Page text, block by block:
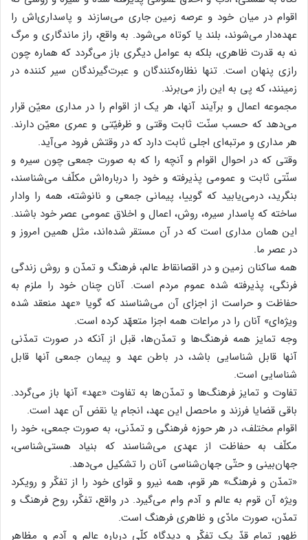
اقوام در میان خود و عرصه زمین جاری می‌سازند و پاسداری‌اش را
عهده‌دار می‌شوند، بلند یا کوتاه می‌شود. به واقع، راز ماندگاری و مرگ
نه به قدرت ظاهری، بلکه به عوامل دیگری باز می‌گردد که هماره چون
رازی پنهان است. تنها نظاره‌کنندگان و عبرت‌گیرندگان سیر کننده در
زمینند، که پی به این راز می‌برند.
مجموعه اعمال و برآیند آنها، هر یک از اقوام را در مداری معیّن قرار
می‌دهد که حسب سنّت ثابت وقتی و ظرفیّتی و عمری معیّن دارند.
هر مداری و مرتبه‌ای اجلی ثابت دارد که در وقتش فرود می‌آید.
وقتی که در احوال اقوام و آنچه را که به صورت جمعی چون سیره و
سنّتی ثابت و عمومی پذیرفته و خود را درباره‌اش مکلّف می‌شناسند،
بنگرید، درمی‌یابید که گوییا، پیمانی جمعی و نانوشته، همه را وادار
ساخته که پاسدار سیره، روش، اعمال و اخلاق عمومی عصر خود باشند.
این همان مداری است که در آن مستقر شده‌اند، مثل همین امروز و
در عصر ما.
همه ساکنان زمین و در اقصانقاط عالم، فرهنگ و تمدّن و روش زندگی
فرنگی، پذیرفته شده عموم مردم است. آنان چنان خود را ملزم به
حفاظت و حراست از اجزای آن می‌شناسند که گویا «عهد منعقد شده
ویژه‌ای» آنان را در مراعات همه اجزا متعهّد کرده است.
وجه تمایز همه فرهنگ‌ها و تمدّن‌ها، قبل از آنکه در صورت تمدّنی
آنها قابل شناسایی باشد، در باطن عهد و پیمان جمعی آنها قابل
شناسایی است.
تفاوت و تمایز فرهنگ‌ها و تمدّن‌ها به تفاوت «عهد» آنها باز می‌گردد.
باقی قضایا فرزند و ماحصل این عهد، انجام یا نقض آن عهد است.
اقوام مختلف، در هر حوزه فرهنگی و تمدّنی، به صورت جمعی، خود را
مکلّف به حفاظت از عهدی می‌شناسند که بنیاد هستی‌شناسی،
جهان‌بینی و حتّی جهان‌شناسی آنان را تشکیل می‌دهد.
«تمدّن و فرهنگ» هر قوم، همه نیرو و قوای خود را از تفکّر و رویکرد
ویژه آن قوم به عالم و آدم وام می‌گیرد. در واقع، تفکّر، روح فرهنگ و
تمدّن، صورت مادّی و ظاهری فرهنگ است.
ظهور تمام قدّ یک تفکّر و دیدگاه کلّی درباره عالم و آدم و مظاهر